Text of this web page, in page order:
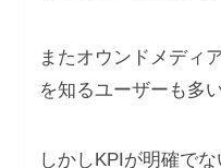
またオウンドメディ
を知るユーザーも多
しかしKPIが明確で